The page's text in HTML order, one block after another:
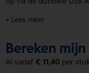
Slender slanke dubbele
kraftpapier
logo, naam of eigen
Bestel of vraag een
+ Lees meer
Bereken
Al vanaf€ 11,40 per